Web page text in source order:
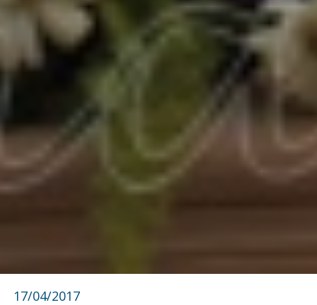
17/04/2017